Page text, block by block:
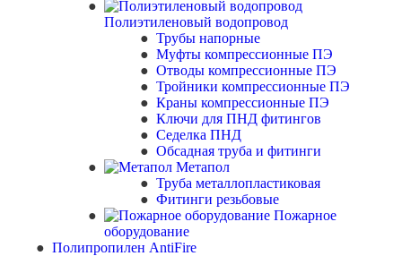
Полиэтиленовый водопровод
Трубы напорные
Муфты компрессионные ПЭ
Отводы компрессионные ПЭ
Тройники компрессионные ПЭ
Краны компрессионные ПЭ
Ключи для ПНД фитингов
Седелка ПНД
Обсадная труба и фитинги
Метапол
Труба металлопластиковая
Фитинги резьбовые
Пожарное
оборудование
Полипропилен AntiFire